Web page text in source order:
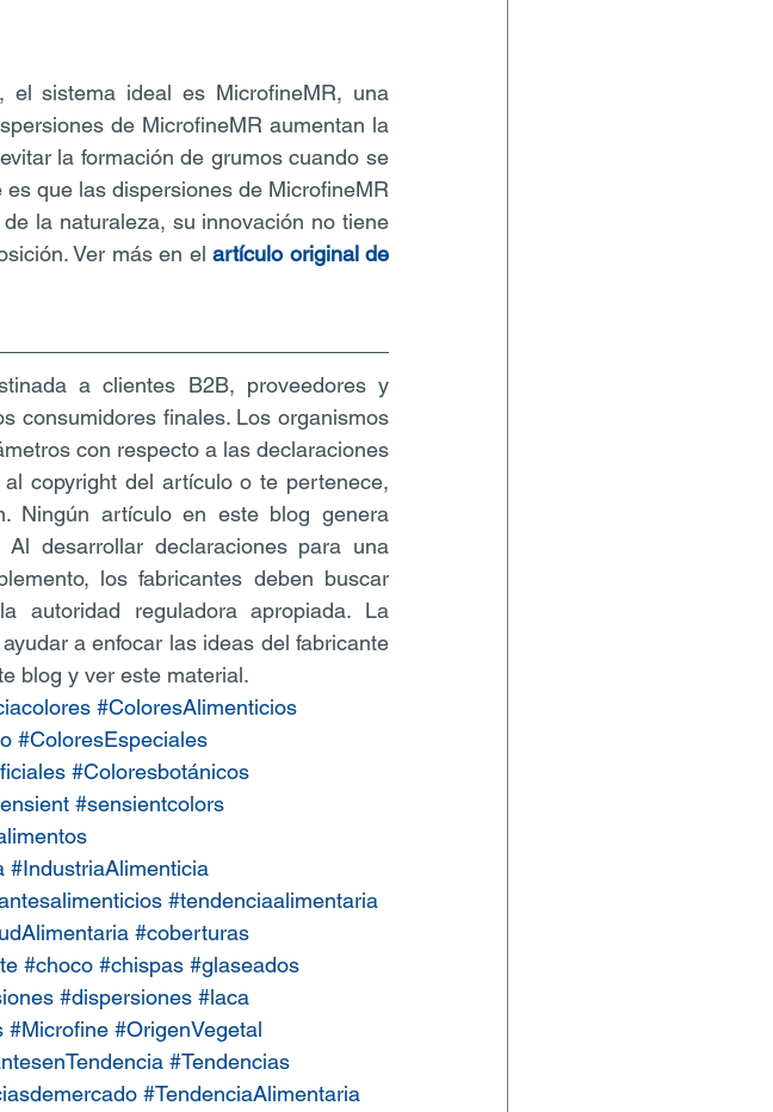
el sistema ideal es MicrofineMR, una
de MicrofineMR aumentan la
la formación de grumos cuando se
que las dispersiones de MicrofineMR
la naturaleza, su innovación no tiene
Ver más en el artículo original de
a clientes B2B, proveedores y
consumidores finales. Los organismos
con respecto a las declaraciones
copyright del artículo o te pertenece,
Ningún artículo en este blog genera
desarrollar declaraciones para una
los fabricantes deben buscar
autoridad reguladora apropiada. La
a enfocar las ideas del fabricante
blog y ver este material.
#ColoresAlimenticios
#ColoresEspeciales
#Coloresbotánicos
#sensientcolors
#IndustriaAlimenticia
#tendenciaalimentaria
#coberturas
#choco #chispas #glaseados
#dispersiones #laca
#Microfine #OrigenVegetal
#Tendencias
#TendenciaAlimentaria